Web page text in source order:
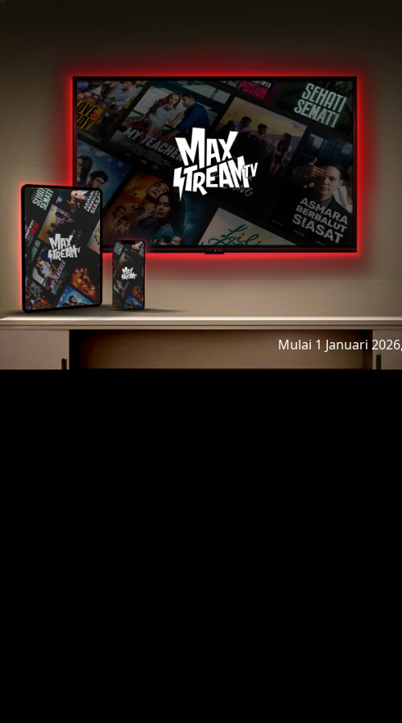
Mulai 1 Januari